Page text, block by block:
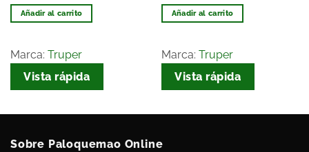
Añadir al carrito
Marca: Truper
Vista rápida
Añadir al carrito
Marca: Truper
Vista rápida
Sobre Paloquemao Online